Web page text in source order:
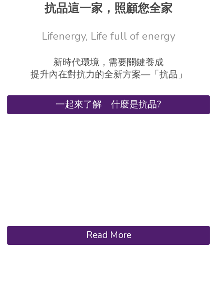
抗品這一家，照顧您全家
Lifenergy, Life full of energy
新時代環境，需要關鍵養成
提升內在對抗力的全新方案—「抗品」
一起來了解 什麼是抗品?
Read More